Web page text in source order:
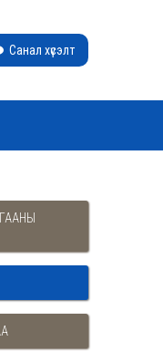
Санал хүсэлт